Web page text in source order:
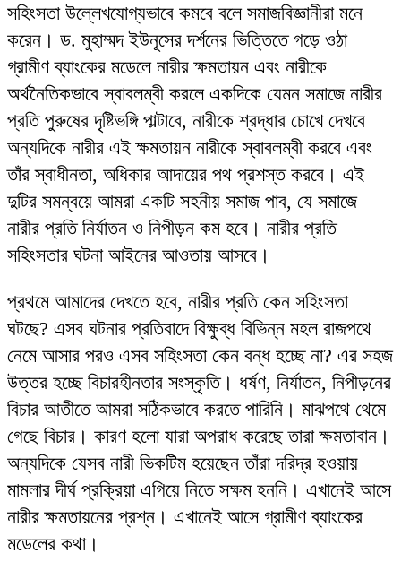
সহিংসতা উল্লেখযোগ্যভাবে কমবে বলে সমাজবিজ্ঞানীরা মনে
করেন। ড. মুহাম্মদ ইউনূসের দর্শনের ভিত্তিতে গড়ে ওঠা
গ্রামীণ ব্যাংকের মডেলে নারীর ক্ষমতায়ন এবং নারীকে
অর্থনৈতিকভাবে স্বাবলম্বী করলে একদিকে যেমন সমাজে নারীর
প্রতি পুরুষের দৃষ্টিভঙ্গি পাল্টাবে, নারীকে শ্রদ্ধার চোখে দেখবে
অন্যদিকে নারীর এই ক্ষমতায়ন নারীকে স্বাবলম্বী করবে এবং
তাঁর স্বাধীনতা, অধিকার আদায়ের পথ প্রশস্ত করবে। এই
দুটির সমন্বয়ে আমরা একটি সহনীয় সমাজ পাব, যে সমাজে
নারীর প্রতি নির্যাতন ও নিপীড়ন কম হবে। নারীর প্রতি
সহিংসতার ঘটনা আইনের আওতায় আসবে।
প্রথমে আমাদের দেখতে হবে, নারীর প্রতি কেন সহিংসতা
ঘটছে? এসব ঘটনার প্রতিবাদে বিক্ষুব্ধ বিভিন্ন মহল রাজপথে
নেমে আসার পরও এসব সহিংসতা কেন বন্ধ হচ্ছে না? এর সহজ
উত্তর হচ্ছে বিচারহীনতার সংস্কৃতি। ধর্ষণ, নির্যাতন, নিপীড়নের
বিচার আতীতে আমরা সঠিকভাবে করতে পারিনি। মাঝপথে থেমে
গেছে বিচার। কারণ হলো যারা অপরাধ করেছে তারা ক্ষমতাবান।
অন্যদিকে যেসব নারী ভিকটিম হয়েছেন তাঁরা দরিদ্র হওয়ায়
মামলার দীর্ঘ প্রক্রিয়া এগিয়ে নিতে সক্ষম হননি। এখানেই আসে
নারীর ক্ষমতায়নের প্রশ্ন। এখানেই আসে গ্রামীণ ব্যাংকের
মডেলের কথা।